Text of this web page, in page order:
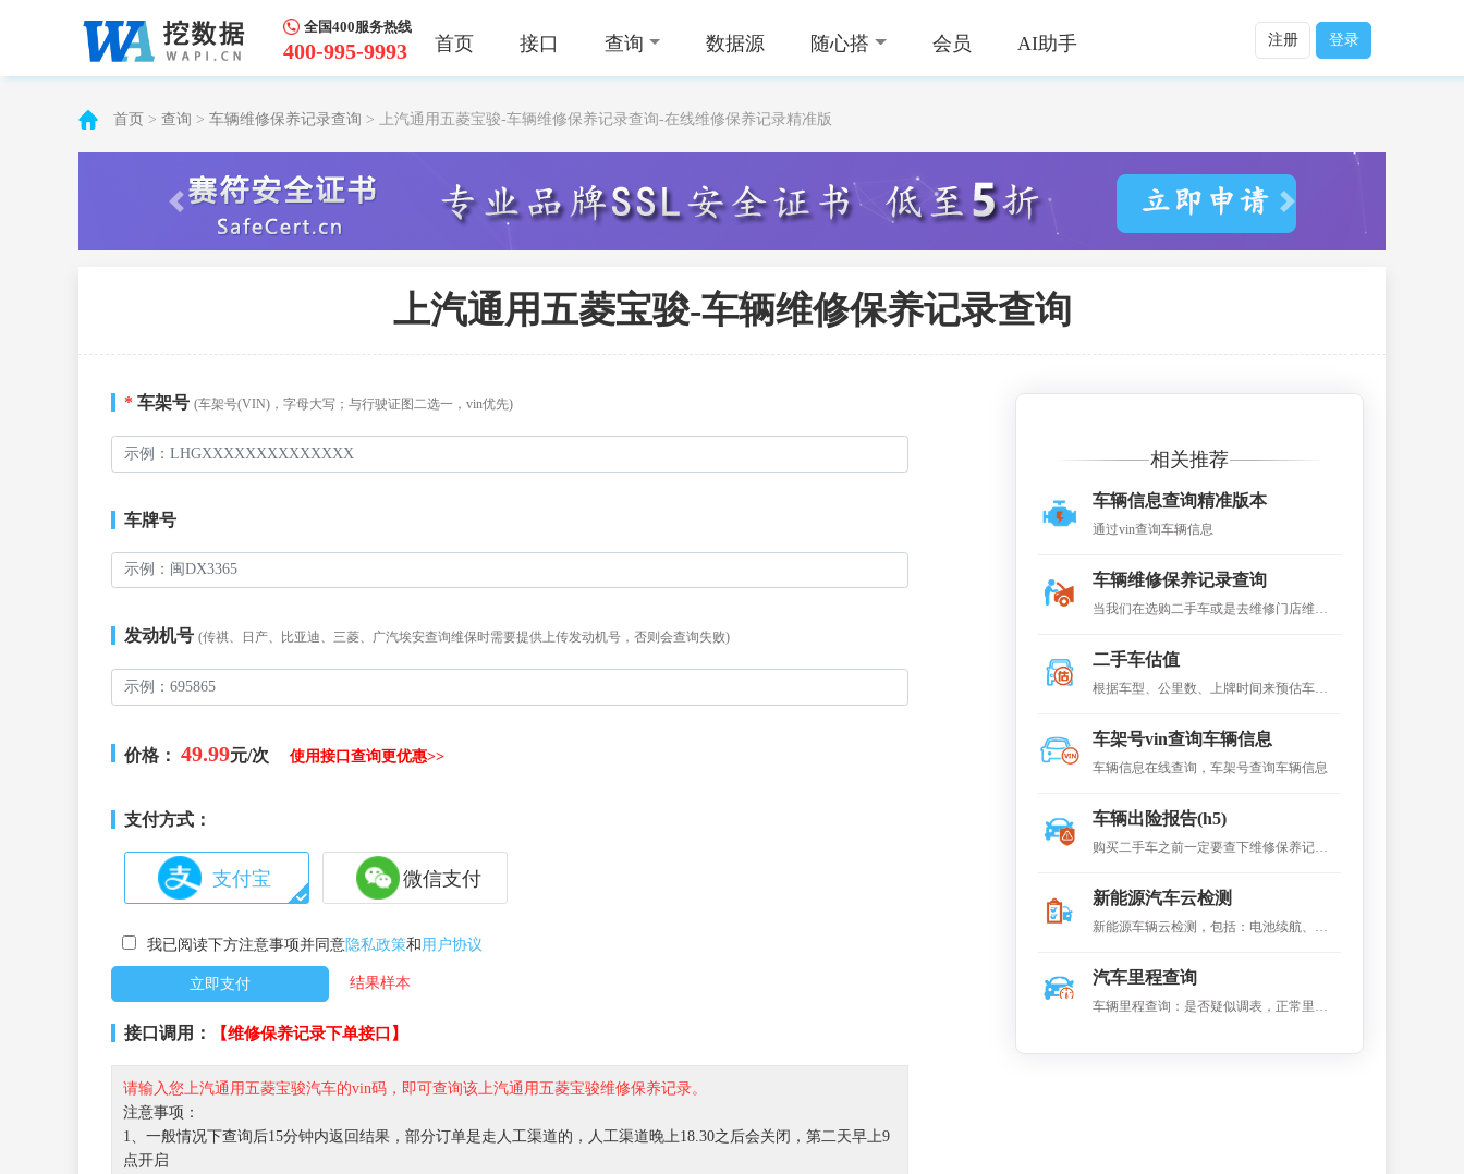
全国400服务热线
400-995-9993 首页 接口 查询 数据源 随心搭 会员 AI助手 注册 登录
首页 > 查询 > 车辆维修保养记录查询 > 上汽通用五菱宝骏-车辆维修保养记录查询-在线维修保养记录精准版
上汽通用五菱宝骏-车辆维修保养记录查询
* 车架号 (车架号(VIN)，字母大写；与行驶证图二选一，vin优先)
车牌号
发动机号 (传祺、日产、比亚迪、三菱、广汽埃安查询维保时需要提供上传发动机号，否则会查询失败)
价格： 49.99元/次 使用接口查询更优惠>>
支付方式：
支付宝 微信支付
我已阅读下方注意事项并同意隐私政策和 用户协议
结果样本
接口调用： 【维修保养记录下单接口】
请输入您上汽通用五菱宝骏汽车的vin码，即可查询该上汽通用五菱宝骏维修保养记录。
注意事项：
1、一般情况下查询后15分钟内返回结果，部分订单是走人工渠道的，人工渠道晚上18.30之后会关闭，第二天早上9
点开启
相关推荐
车辆信息查询精准版本
通过vin查询车辆信息
车辆维修保养记录查询
当我们在选购二手车或是去维修门店维修
查维保不仅能帮助更快更准确地查出维修
故障，还是二手车好坏辨别中的得力帮
二手车估值
根据车型、公里数、上牌时间来预估车辆
商收车价。
车架号vin查询车辆信息
车辆信息在线查询，车架号查询车辆信息
车辆出险报告(h5)
购买二手车之前一定要查下维修保养记录
辆的交强险,否则发生事故交强险损失首先
由车主买单
新能源汽车云检测
新能源车辆云检测，包括：电池续航、电
数、循环次数 等数据。
汽车里程查询
车辆里程查询：是否疑似调表，正常里程